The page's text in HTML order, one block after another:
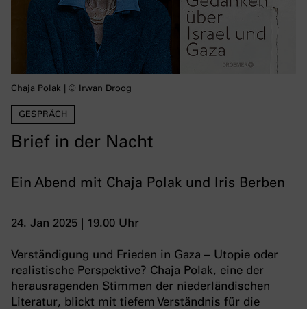
GESPRÄCH
Brief in der Nacht
Ein Abend mit Chaja Polak und Iris Berben
24. Jan 2025 | 19.00 Uhr
Chaja Polak | © Irwan Droog
Verständigung und Frieden in Gaza – Utopie oder
realistische Perspektive? Chaja Polak, eine der
herausragenden Stimmen der niederländischen
Literatur, blickt mit tiefem Verständnis für die